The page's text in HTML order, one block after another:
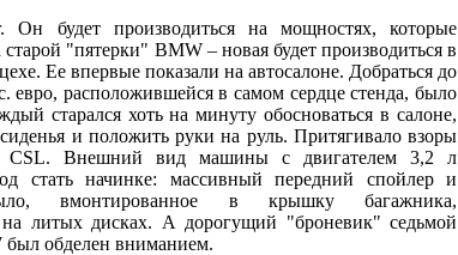
будет производиться на мощностях, которые
"пятерки" BMW – новая будет производиться в
Ее впервые показали на автосалоне. Добраться до
евро, расположившейся в самом сердце стенда, было
старался хоть на минуту обосноваться в салоне,
сиденья и положить руки на руль. Притягивало взоры
CSL. Внешний вид машины с двигателем 3,2 л
стать начинке: массивный передний спойлер и
вмонтированное в крышку багажника,
литых дисках. А дорогущий "броневик" седьмой
был обделен вниманием.